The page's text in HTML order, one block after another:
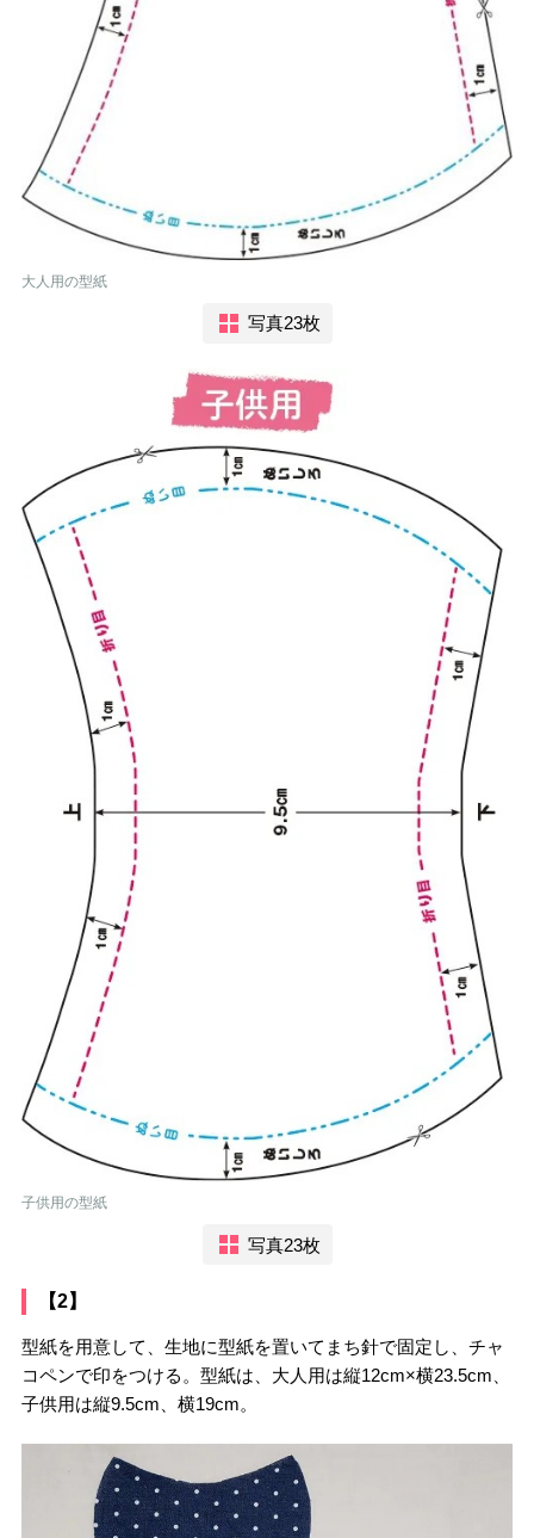
大人用の型紙
写真23枚
子供用の型紙
写真23枚
【2】
型紙を用意して、生地に型紙を置いてまち針で固定し、チャ
コペンで印をつける。型紙は、大人用は縦12cm×横23.5cm、
子供用は縦9.5cm、横19cm。